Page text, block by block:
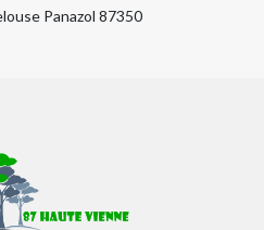
Panazol 87350